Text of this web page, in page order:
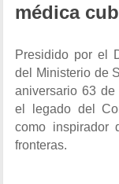
médica
Presidido por el
del Ministerio de
aniversario 63
el legado del
como inspirador
fronteras.